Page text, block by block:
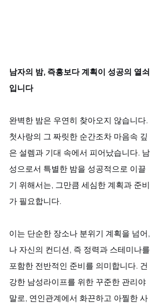
남자의 밤, 즉흥보다 계획이 성공의 열쇠
입니다
완벽한 밤은 우연히 찾아오지 않습니다.
첫사랑의 그 짜릿한 순간조차 마음속 깊
은 설렘과 기대 속에서 피어났습니다. 남
성으로서 특별한 밤을 성공적으로 이끌
기 위해서는, 그만큼 세심한 계획과 준비
가 필요합니다.
이는 단순한 장소나 분위기 계획을 넘어,
나 자신의 컨디션, 즉 정력과 스테미나를
포함한 전반적인 준비를 의미합니다. 건
강한 남성라이프를 위한 꾸준한 관리야
말로, 연인관계에서 화끈하고 아찔한 사